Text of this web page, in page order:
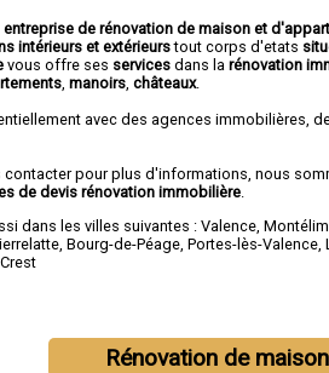
entreprise de rénovation de maison et
intérieurs et extérieurstout corps d'etats
vous offre ses services dans larénovation
,manoirs ,châteaux.
avec des agences immobilières,
contacter pour plus d'informations, nous
de devis rénovation immobilière
dans les villes suivantes :Valence ,
,Bourg-de-Péage ,Portes-lès-Valence ,
,Crest
Rénovation de